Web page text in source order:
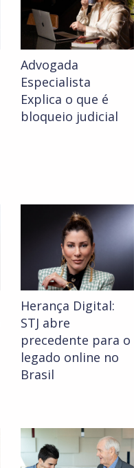
Advogada
Especialista
Explica o que é
bloqueio judicial
Herança Digital:
STJ abre
precedente para o
legado online no
Brasil